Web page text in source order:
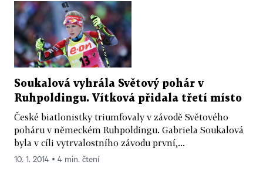
Soukalová vyhrála Světový pohár v
Ruhpoldingu. Vítková přidala třetí místo
České biatlonistky triumfovaly v závodě Světového
poháru v německém Ruhpoldingu. Gabriela Soukalová
byla v cíli vytrvalostního závodu první,...
10. 1. 2014 ▪ 4 min. čtení